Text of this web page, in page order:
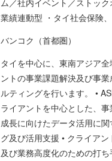
ム／社内イベント／ストック
業績連動型 ・タイ社会保険
バンコク（首都圏）
タイを中心に、東南アジア
ントの事業課題解決及び事
ルティングを行います。 • ASEAN全域での日系ク
ライアントを中心とした、
成長に向けたデータ活用に
グ及び活用支援 • クライア
及び業務高度化のための打ち